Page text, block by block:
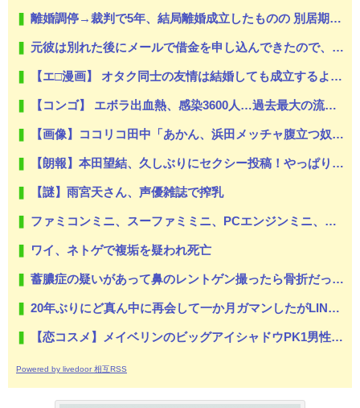
離婚調停→裁判で5年、結局離婚成立したものの 別居期間中の生活費で1000万近くむしりとられた。【胸糞】
元彼は別れた後にメールで借金を申し込んできたので、会ってその場で消費者金融へ連れて行った…
【エ□漫画】 オタク同士の友情は結婚しても成立するよね？ 〜元・女友達と不倫セッ●ス〜
【コンゴ】 エボラ出血熱、感染3600人…過去最大の流行に
【画像】ココリコ田中「あかん、浜田メッチャ腹立つ奴やなぁ･････････せや！」⇒！！
【朗報】本田望結、久しぶりにセクシー投稿！やっぱりお胸がでかかった！
【謎】雨宮天さん、声優雑誌で搾乳
ファミコンミニ、スーファミミニ、PCエンジンミニ、メガドラミニ、ネオジオミニ
ワイ、ネトゲで複垢を疑われ死亡
蓄膿症の疑いがあって鼻のレントゲン撮ったら骨折だった。そういや幼稚園の頃顔面着地したことがあったが、 母ちゃん当時気づかなかったのかよ・・・
20年ぶりにど真ん中に再会して一か月ガマンしたがLINEで「たまに二人で昔話ができる友達になろう」的なメッセ送信した。昨日まで既読無視
【恋コスメ】メイベリンのビッグアイシャドウPK1男性からの評判めちゃくちゃ良い。
Powered by livedoor 相互RSS